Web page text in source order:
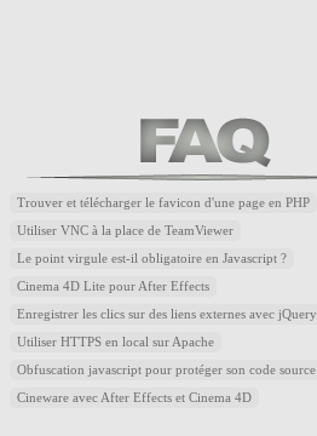
Trouver et télécharger le favicon d'une page en PHP
Utiliser VNC à la place de TeamViewer
Le point virgule est-il obligatoire en Javascript ?
Cinema 4D Lite pour After Effects
Enregistrer les clics sur des liens externes avec jQuery
Utiliser HTTPS en local sur Apache
Obfuscation javascript pour protéger son code source
Cineware avec After Effects et Cinema 4D